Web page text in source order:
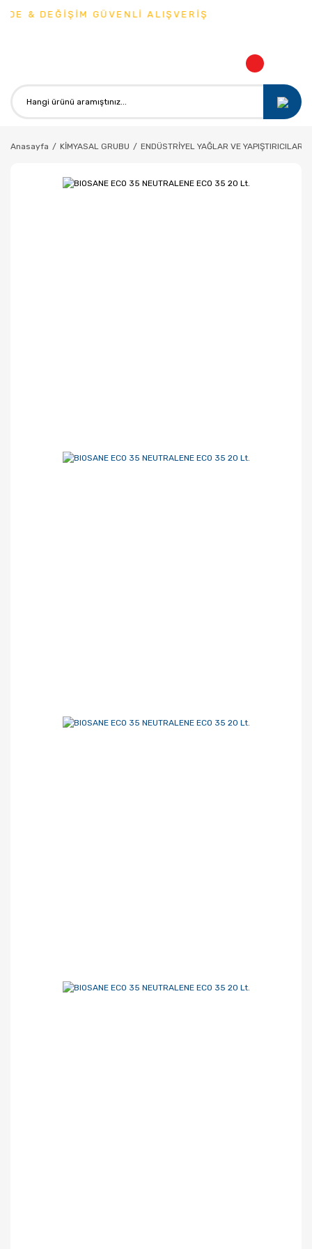
& DEĞİŞİM GÜVENLİ ALIŞVERİŞ
Anasayfa KİMYASAL GRUBU ENDÜSTRİYEL YAĞLAR VE YAPIŞTIRICILAR